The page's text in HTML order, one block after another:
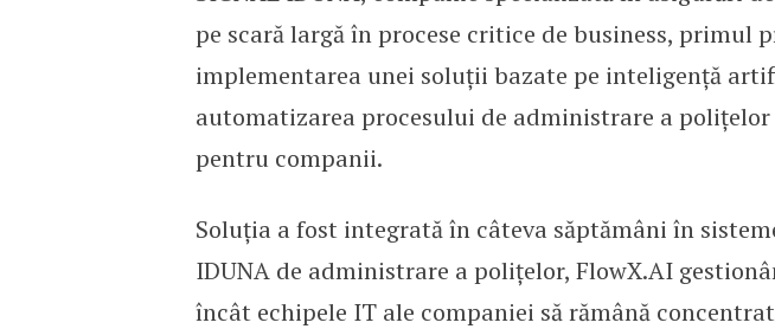
SIGNAL IDUNA și FlowX.AI
pe scară largă în procese critice de business, primul
implementarea unei soluții bazate pe inteligență
automatizarea procesului de administrare a polițelor
pentru companii.
Soluția a fost integrată în câteva săptămâni în
IDUNA de administrare a polițelor, FlowX.AI
încât echipele IT ale companiei să rămână